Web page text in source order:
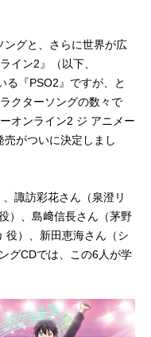
グと、さらに世界が広
イン2』（以下、
る『PSO2』ですが、と
クターソングの数々で
オンライン2 ジ アニメー
がついに決定しまし
諏訪彩花さん（泉澄リ
）、島﨑信長さん（茅野
役）、新田恵海さん（シ
グCDでは、この6人が学